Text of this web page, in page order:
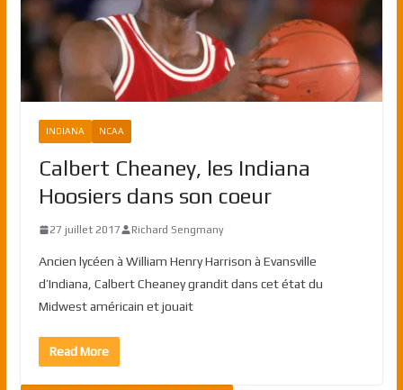
INDIANA NCAA
Calbert Cheaney, les Indiana
Hoosiers dans son coeur
27 juillet 2017 Richard Sengmany
Ancien lycéen à William Henry Harrison à Evansville
d’Indiana, Calbert Cheaney grandit dans cet état du
Midwest américain et jouait
Read More